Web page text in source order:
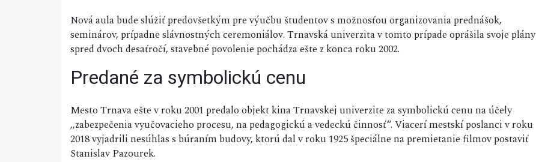
Nová aula bude slúžiť predovšetkým pre výučbu študentov s možnosťou organizovania prednášok,
seminárov, prípadne slávnostných ceremoniálov. Trnavská univerzita v tomto prípade oprášila svoje plány
spred dvoch desaťročí, stavebné povolenie pochádza ešte z konca roku 2002.
Predané za symbolickú cenu
Mesto Trnava ešte v roku 2001 predalo objekt kina Trnavskej univerzite za symbolickú cenu na účely
,,zabezpečenia vyučovacieho procesu, na pedagogickú a vedeckú činnosť“. Viacerí mestskí poslanci v roku
2018 vyjadrili nesúhlas s búraním budovy, ktorú dal v roku 1925 špeciálne na premietanie filmov postaviť
Stanislav Pazourek.